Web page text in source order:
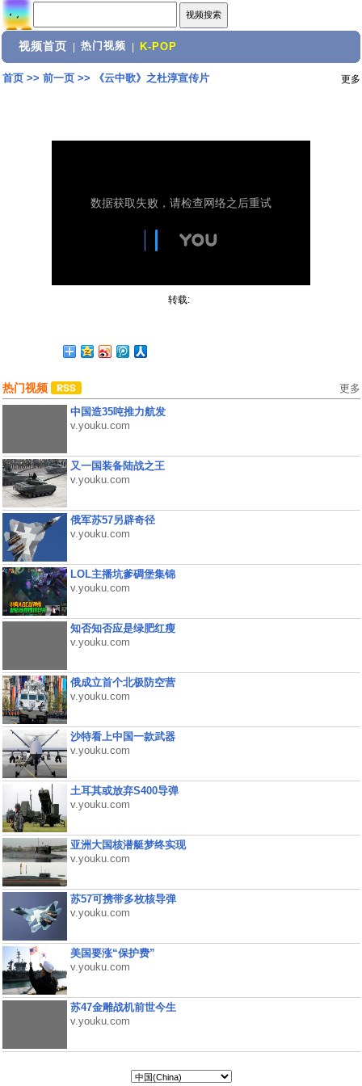
视频首页 热门视频 K-POP
首页>> 前一页>> 《云中歌》之杜淳宣传片 更多
转载:
热门视频 更多
中国造35吨推力航发
v.youku.com
又一国装备陆战之王
v.youku.com
俄军苏57另辟奇径
v.youku.com
LOL主播坑爹碉堡集锦
v.youku.com
知否知否应是绿肥红瘦
v.youku.com
俄成立首个北极防空营
v.youku.com
沙特看上中国一款武器
v.youku.com
土耳其或放弃S400导弹
v.youku.com
亚洲大国核潜艇梦终实现
v.youku.com
苏57可携带多枚核导弹
v.youku.com
美国要涨“保护费”
v.youku.com
苏47金雕战机前世今生
v.youku.com